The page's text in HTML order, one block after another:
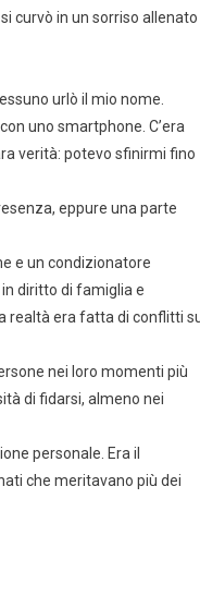
curvò in un sorriso allenato
urlò il mio nome.
uno smartphone. C’era
verità: potevo sfinirmi fino
eppure una parte
e un condizionatore
diritto di famiglia e
realtà era fatta di conflitti
nei loro momenti più
di fidarsi, almeno nei
personale. Era il
che meritavano più dei